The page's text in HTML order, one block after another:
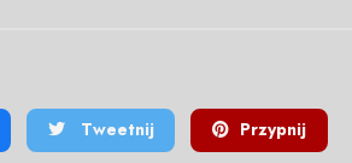
Tweetnij Przypnij